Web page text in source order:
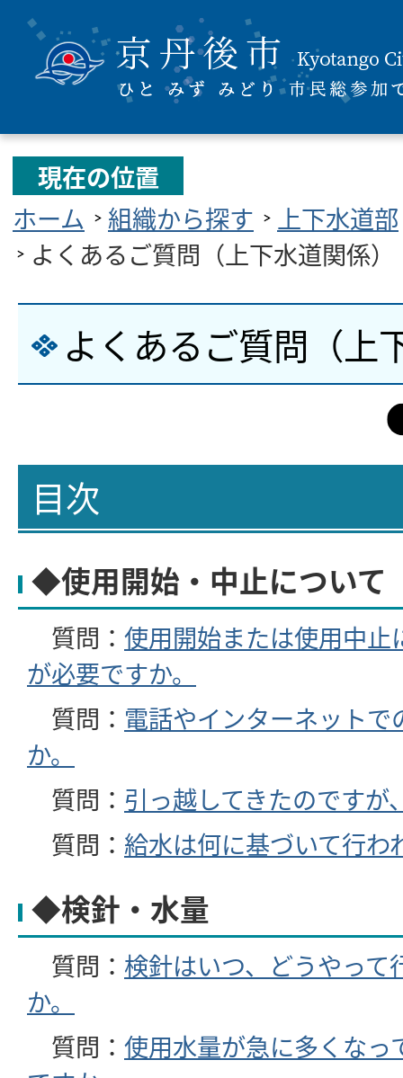
現在の位置
ホーム
組織から探す
上下水道部
よくあるご質問（上下水道関係）
よくあるご質問（上
目次
◆使用開始・中止について
質問： 使用開始または使用中
が必要ですか。
質問： 電話やインターネット
か。
質問： 引っ越してきたのですが
質問： 給水は何に基づいて行わ
◆検針・水量
質問： 検針はいつ、どうやって
か。
質問： 使用水量が急に多くなっ